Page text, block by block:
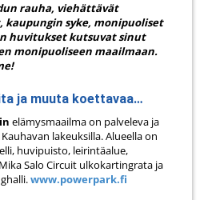
rauha, viehättävät
syke, monipuoliset
huvitukset kutsuvat sinut
monipuoliseen maailmaan.
ja muuta koettavaa…
elämysmaailma on palveleva ja
lakeuksilla. Alueella on
huvipuisto, leirintäalue,
Salo Circuit ulkokartingrata ja
www.powerpark.fi